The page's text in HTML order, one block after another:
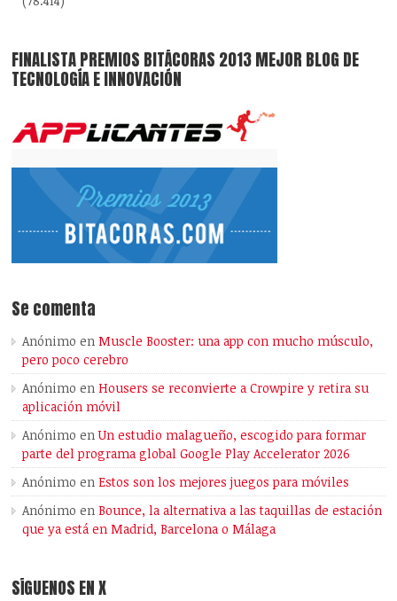
FINALISTA PREMIOS BITÁCORAS 2013 MEJOR BLOG DE
TECNOLOGÍA E INNOVACIÓN
Se comenta
Anónimo enMuscle Booster: una app con mucho músculo,
pero poco cerebro
Anónimo enHousers se reconvierte a Crowpire y retira su
aplicación móvil
Anónimo enUn estudio malagueño, escogido para formar
parte del programa global Google Play Accelerator 2026
Anónimo enEstos son los mejores juegos para móviles
Anónimo enBounce, la alternativa a las taquillas de estación
que ya está en Madrid, Barcelona o Málaga
SÍGUENOS EN X